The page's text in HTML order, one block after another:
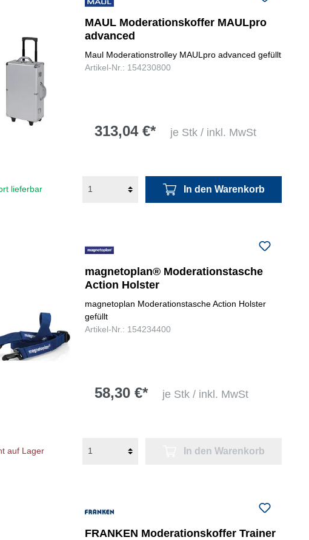
MAUL Moderationskoffer MAULpro
advanced
Maul Moderationstrolley MAULpro advanced gefüllt
Artikel-Nr.: 154230800
313,04 €* je Stk / inkl. MwSt
lieferbar In den Warenkorb
magnetoplan® Moderationstasche
Action Holster
magnetoplan Moderationstasche Action Holster
gefüllt
Artikel-Nr.: 154234400
58,30 €* je Stk / inkl. MwSt
auf Lager In den Warenkorb
FRANKEN Moderationskoffer Trainer